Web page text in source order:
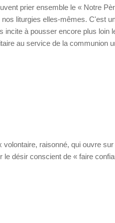
prier ensemble le « Notre
liturgies elles-mêmes. C'est
à pousser encore plus loin
au service de la communion
raisonné, qui ouvre
désir conscient de « faire